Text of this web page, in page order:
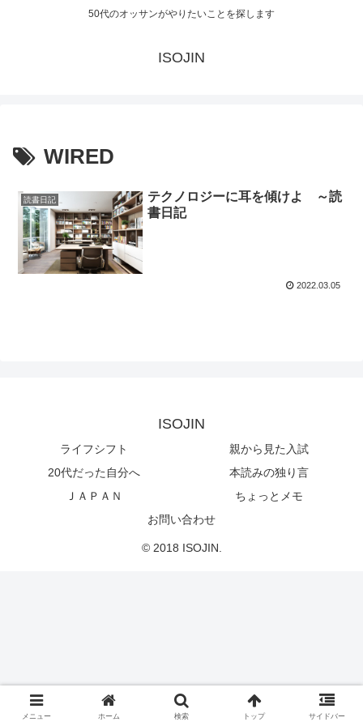
50代のオッサンがやりたいことを探します
ISOJIN
WIRED
読書日記
テクノロジーに耳を傾けよ ～読
書日記
2022.03.05
ISOJIN
ライフシフト
親から見た入試
20代だった自分へ
本読みの独り言
ＪＡＰＡＮ
ちょっとメモ
お問い合わせ
© 2018 ISOJIN.
メニュー ホーム 検索 トップ サイドバー